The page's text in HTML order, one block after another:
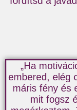
„Ha
embered, elég
máris fény és
mit fogsz